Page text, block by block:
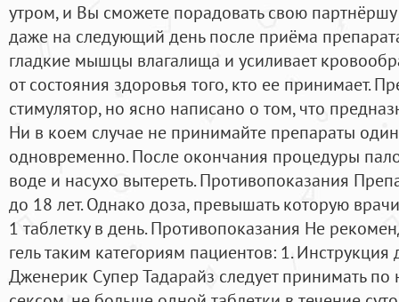
утром, и Вы сможете порадовать свою
даже на следующий день после приёма
гладкие мышцы влагалища и усиливает
от состояния здоровья того, кто ее принимает.
стимулятор, но ясно написано о том, что
Ни в коем случае не принимайте препараты
одновременно. После окончания процедуры
воде и насухо вытереть. Противопоказания
до 18 лет. Однако доза, превышать которую
1 таблетку в день. Противопоказания Не
гель таким категориям пациентов: 1.
Дженерик Супер Тадарайз следует принимать